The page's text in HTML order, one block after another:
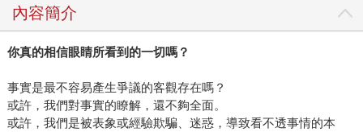
內容簡介
你真的相信眼睛所看到的一切嗎？
事實是最不容易產生爭議的客觀存在嗎？
或許，我們對事實的瞭解，還不夠全面。
或許，我們是被表象或經驗欺騙、迷惑，導致看不透事情的本